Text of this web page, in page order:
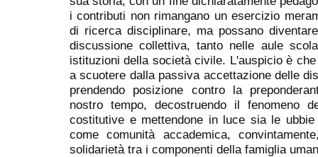
i contributi non rimangano un esercizio
di ricerca disciplinare, ma possano
discussione collettiva, tanto nelle aule
istituzioni della società civile. L'auspicio è
a scuotere dalla passiva accettazione delle
prendendo posizione contro la
nostro tempo, decostruendo il fenomeno
costitutive e mettendone in luce sia le
come comunità accademica,
solidarietà tra i componenti della famiglia